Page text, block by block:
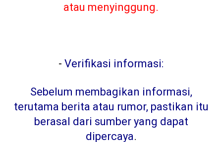
atau menyinggung.
- Verifikasi informasi:
Sebelum membagikan informasi,
terutama berita atau rumor, pastikan itu
berasal dari sumber yang dapat
dipercaya.